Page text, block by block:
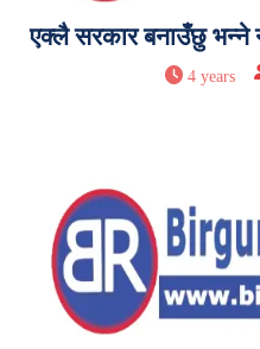
एक्लै सरकार बनाउँछु
4 years